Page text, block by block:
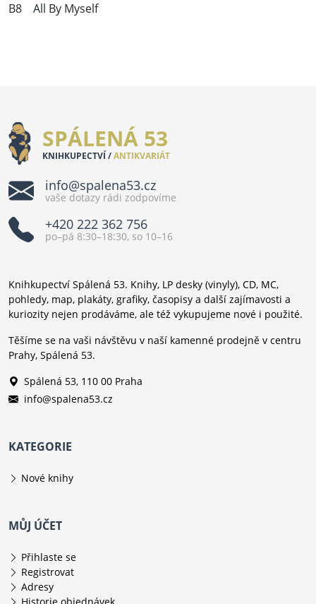
B8 All By Myself
SPÁLENÁ 53
KNIHKUPECTVÍ /ANTIKVARIÁT
info@spalena53.cz
vaše dotazy rádi zodpovíme
+420 222 362 756
po–pá 8:30–18:30, so 10–16
Knihkupectví Spálená 53. Knihy, LP desky (vinyly), CD, MC,
pohledy, map, plakáty, grafiky, časopisy a další zajímavosti a
kuriozity nejen prodáváme, ale též vykupujeme nové i použité.
Těšíme se na vaši návštěvu v naší kamenné prodejně v centru
Prahy, Spálená 53.
Spálená 53, 110 00 Praha
info@spalena53.cz
KATEGORIE
Nové knihy
MŮJ ÚČET
Přihlaste se
Registrovat
Adresy